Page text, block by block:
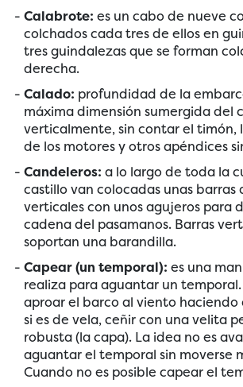
Calabrote: es un cabo de nueve
colchados cada tres de ellos en
tres guindalezas que se forman
derecha.
Calado: profundidad de la
máxima dimensión sumergida del
verticalmente, sin contar el timón,
de los motores y otros apéndices
Candeleros: a lo largo de toda la
castillo van colocadas unas barras
verticales con unos agujeros para
cadena del pasamanos. Barras
soportan una barandilla.
Capear (un temporal): es una
realiza para aguantar un temporal.
aproar el barco al viento haciendo
si es de vela, ceñir con una velita
robusta (la capa). La idea no es
aguantar el temporal sin moverse
Cuando no es posible capear el